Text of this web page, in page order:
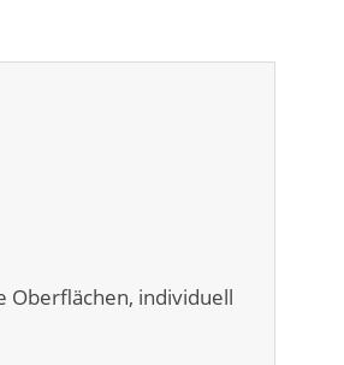
Oberflächen, individuell